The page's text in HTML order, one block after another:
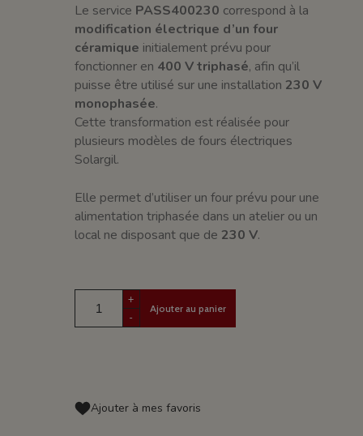
Le service PASS400230 correspond à la
modification électrique d’un four
céramique initialement prévu pour
fonctionner en 400 V triphasé, afin qu’il
puisse être utilisé sur une installation 230 V
monophasée.
Cette transformation est réalisée pour
plusieurs modèles de fours électriques
Solargil.
Elle permet d’utiliser un four prévu pour une
alimentation triphasée dans un atelier ou un
local ne disposant que de 230 V.
+
-
Ajouter au panier
Ajouter à mes favoris